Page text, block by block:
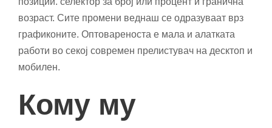
возраст. Сите промени веднаш се одразуваат врз
графиконите. Оптовареноста е мала и алатката
работи во секој современ прелистувач на десктоп и
мобилен.
Кому му